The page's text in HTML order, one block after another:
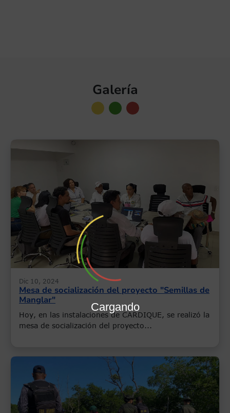
Galería
Dic 10, 2024
Mesa de socialización del proyecto "Semillas de
Manglar"
Hoy, en las instalaciones de CARDIQUE, se realizó la
mesa de socialización del proyecto...
Cargando